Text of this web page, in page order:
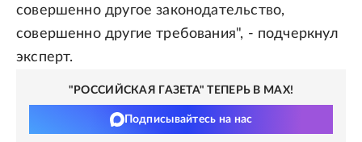
совершенно другое законодательство,
совершенно другие требования", - подчеркнул
эксперт.
"РОССИЙСКАЯ ГАЗЕТА" ТЕПЕРЬ В MAX!
Подписывайтесь на нас